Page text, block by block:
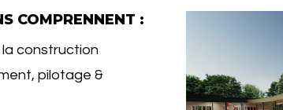
COMPRENNENT :
construction
pilotage &